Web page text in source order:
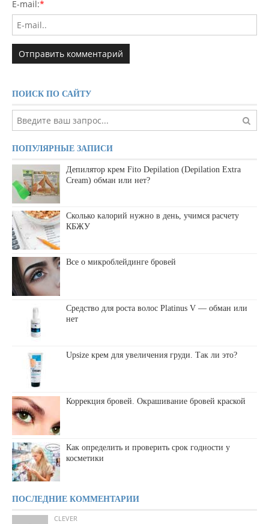
E-mail:*
ПОИСК ПО САЙТУ
ПОПУЛЯРНЫЕ ЗАПИСИ
Депилятор крем Fito Depilation (Depilation Extra
Cream) обман или нет?
Сколько калорий нужно в день, учимся расчету
КБЖУ
Все о микроблейдинге бровей
Средство для роста волос Platinus V — обман или
нет
Upsize крем для увеличения груди. Так ли это?
Коррекция бровей. Окрашивание бровей краской
Как определить и проверить срок годности у
косметики
ПОСЛЕДНИЕ КОММЕНТАРИИ
CLEVER